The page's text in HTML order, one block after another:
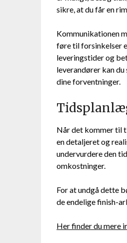
sikre, at du får en
Kommunikationen
føre til forsinkelser
leveringstider og
leverandører kan
dine forventninger.
Når det kommer til
en detaljeret og
undervurdere den
omkostninger.
For at undgå dette
de endelige finish-
Her finder du mere